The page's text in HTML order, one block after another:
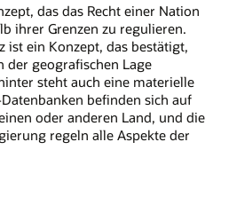
das das Recht einer Nation
ihrer Grenzen zu regulieren.
ist ein Konzept, das bestätigt,
der geografischen Lage
steht auch eine materielle
befinden sich auf
oder anderen Land, und die
regeln alle Aspekte der